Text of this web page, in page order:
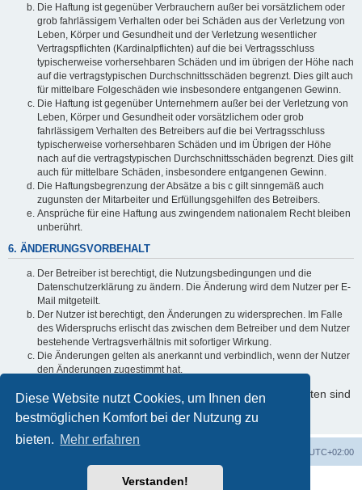
Diese Website nutzt Cookies, um Ihnen den
bestmöglichen Komfort bei der Nutzung zu
bieten. Mehr erfahren
Verstanden!
Die Haftung ist gegenüber Verbrauchern außer bei vorsätzlichem oder
grob fahrlässigem Verhalten oder bei Schäden aus der Verletzung von
Leben, Körper und Gesundheit und der Verletzung wesentlicher
Vertragspflichten (Kardinalpflichten) auf die bei Vertragsschluss
typischerweise vorhersehbaren Schäden und im übrigen der Höhe nach
auf die vertragstypischen Durchschnittsschäden begrenzt. Dies gilt auch
für mittelbare Folgeschäden wie insbesondere entgangenen Gewinn.
Die Haftung ist gegenüber Unternehmern außer bei der Verletzung von
Leben, Körper und Gesundheit oder vorsätzlichem oder grob
fahrlässigem Verhalten des Betreibers auf die bei Vertragsschluss
typischerweise vorhersehbaren Schäden und im Übrigen der Höhe
nach auf die vertragstypischen Durchschnittsschäden begrenzt. Dies gilt
auch für mittelbare Schäden, insbesondere entgangenen Gewinn.
Die Haftungsbegrenzung der Absätze a bis c gilt sinngemäß auch
zugunsten der Mitarbeiter und Erfüllungsgehilfen des Betreibers.
Ansprüche für eine Haftung aus zwingendem nationalem Recht bleiben
unberührt.
6. ÄNDERUNGSVORBEHALT
Der Betreiber ist berechtigt, die Nutzungsbedingungen und die
Datenschutzerklärung zu ändern. Die Änderung wird dem Nutzer per E-
Mail mitgeteilt.
Der Nutzer ist berechtigt, den Änderungen zu widersprechen. Im Falle
des Widerspruchs erlischt das zwischen dem Betreiber und dem Nutzer
bestehende Vertragsverhältnis mit sofortiger Wirkung.
Die Änderungen gelten als anerkannt und verbindlich, wenn der Nutzer
den Änderungen zugestimmt hat.
Informationen über den Umgang mit Ihren persönlichen Daten sind
in der Datenschutzerklärung enthalten.
UTC+02:00
Powered byphpBB® Forum Software © phpBB Limited